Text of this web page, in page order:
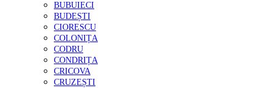
BUBUIECI
BUDEȘTI
CIORESCU
COLONIȚA
CODRU
CONDRIȚA
CRICOVA
CRUZEȘTI